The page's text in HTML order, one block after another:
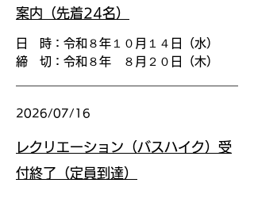
案内（先着24名）
日 時：令和８年１０月１４日（水）
締 切：令和８年 ８月２０日（木）
2026/07/16
レクリエーション（バスハイク）受
付終了（定員到達）